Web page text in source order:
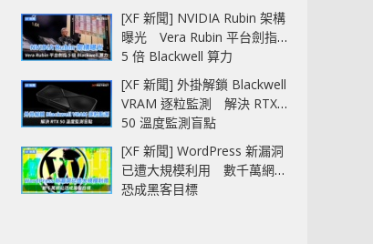
[XF 新聞] NVIDIA Rubin 架構
曝光 Vera Rubin 平台劍指
5 倍 Blackwell 算力
[XF 新聞] 外掛解鎖 Blackwell
VRAM 逐粒監測 解決 RTX
50 溫度監測盲點
[XF 新聞] WordPress 新漏洞
已遭大規模利用 數千萬網站
恐成黑客目標